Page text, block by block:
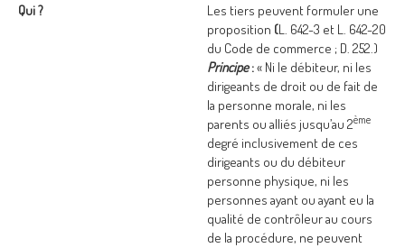
Qui ?
Les tiers peuvent formuler une
proposition (L. 642-3 et L. 642-20
du Code de commerce ; D. 252.)
Principe :« Ni le débiteur, ni les
dirigeants de droit ou de fait de
la personne morale, ni les
parents ou alliés jusqu’au 2ème
degré inclusivement de ces
dirigeants ou du débiteur
personne physique, ni les
personnes ayant ou ayant eu la
qualité de contrôleur au cours
de la procédure, ne peuvent